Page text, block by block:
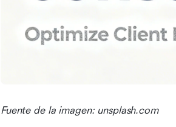
Fuente de la imagen: unsplash.com